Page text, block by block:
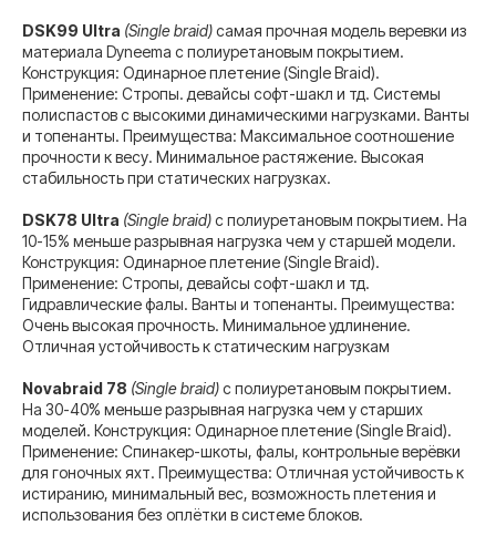
DSK99 Ultra (Single braid)самая прочная модель веревки из
материала Dyneema с полиуретановым покрытием.
Конструкция: Одинарное плетение (Single Braid).
Применение: Стропы. девайсы софт-шакл и тд. Системы
полиспастов с высокими динамическими нагрузками. Ванты
и топенанты. Преимущества: Максимальное соотношение
прочности к весу. Минимальное растяжение. Высокая
стабильность при статических нагрузках.
DSK78 Ultra (Single braid)с полиуретановым покрытием. На
10-15% меньше разрывная нагрузка чем у старшей модели.
Конструкция: Одинарное плетение (Single Braid).
Применение: Стропы, девайсы софт-шакл и тд.
Гидравлические фалы. Ванты и топенанты. Преимущества:
Очень высокая прочность. Минимальное удлинение.
Отличная устойчивость к статическим нагрузкам
Novabraid 78 (Single braid)с полиуретановым покрытием.
На 30-40% меньше разрывная нагрузка чем у старших
моделей. Конструкция: Одинарное плетение (Single Braid).
Применение: Спинакер-шкоты, фалы, контрольные верёвки
для гоночных яхт. Преимущества: Отличная устойчивость к
истиранию, минимальный вес, возможность плетения и
использования без оплётки в системе блоков.